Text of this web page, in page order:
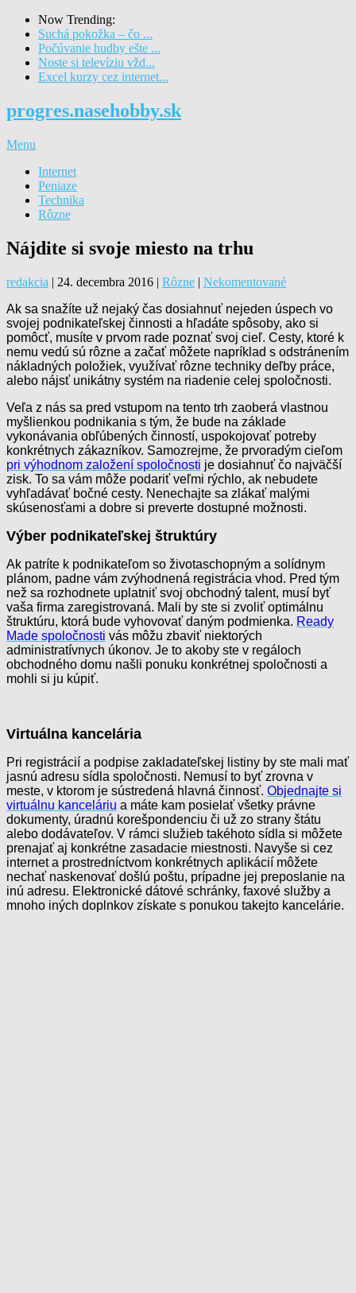
Now Trending:
Suchá pokožka – čo ...
Počúvanie hudby ešte ...
Noste si televíziu vžd...
Excel kurzy cez internet...
progres.nasehobby.sk
Menu
Internet
Peniaze
Technika
Rôzne
Nájdite si svoje miesto na trhu
redakcia | 24. decembra 2016 | Rôzne | Nekomentované
Ak sa snažíte už nejaký čas dosiahnuť nejeden úspech vo
svojej podnikateľskej činnosti a hľadáte spôsoby, ako si
pomôcť, musíte v prvom rade poznať svoj cieľ. Cesty, ktoré k
nemu vedú sú rôzne a začať môžete napríklad s odstránením
nákladných položiek, využívať rôzne techniky deľby práce,
alebo nájsť unikátny systém na riadenie celej spoločnosti.
Veľa z nás sa pred vstupom na tento trh zaoberá vlastnou
myšlienkou podnikania s tým, že bude na základe
vykonávania obľúbených činností, uspokojovať potreby
konkrétnych zákazníkov. Samozrejme, že prvoradým cieľom
pri výhodnom založení spoločnosti je dosiahnuť čo najväčší
zisk. To sa vám môže podariť veľmi rýchlo, ak nebudete
vyhľadávať bočné cesty. Nenechajte sa zlákať malými
skúsenosťami a dobre si preverte dostupné možnosti.
Výber podnikateľskej štruktúry
Ak patríte k podnikateľom so životaschopným a solídnym
plánom, padne vám zvýhodnená registrácia vhod. Pred tým
než sa rozhodnete uplatniť svoj obchodný talent, musí byť
vaša firma zaregistrovaná. Mali by ste si zvoliť optimálnu
štruktúru, ktorá bude vyhovovať daným podmienka. Ready
Made spoločnosti vás môžu zbaviť niektorých
administratívnych úkonov. Je to akoby ste v regáloch
obchodného domu našli ponuku konkrétnej spoločnosti a
mohli si ju kúpiť.
Virtuálna kancelária
Pri registrácií a podpise zakladateľskej listiny by ste mali mať
jasnú adresu sídla spoločnosti. Nemusí to byť zrovna v
meste, v ktorom je sústredená hlavná činnosť. Objednajte si
virtuálnu kanceláriu a máte kam posielať všetky právne
dokumenty, úradnú korešpondenciu či už zo strany štátu
alebo dodávateľov. V rámci služieb takéhoto sídla si môžete
prenajať aj konkrétne zasadacie miestnosti. Navyše si cez
internet a prostredníctvom konkrétnych aplikácií môžete
nechať naskenovať došlú poštu, prípadne jej preposlanie na
inú adresu. Elektronické dátové schránky, faxové služby a
mnoho iných doplnkov získate s ponukou takejto kancelárie.